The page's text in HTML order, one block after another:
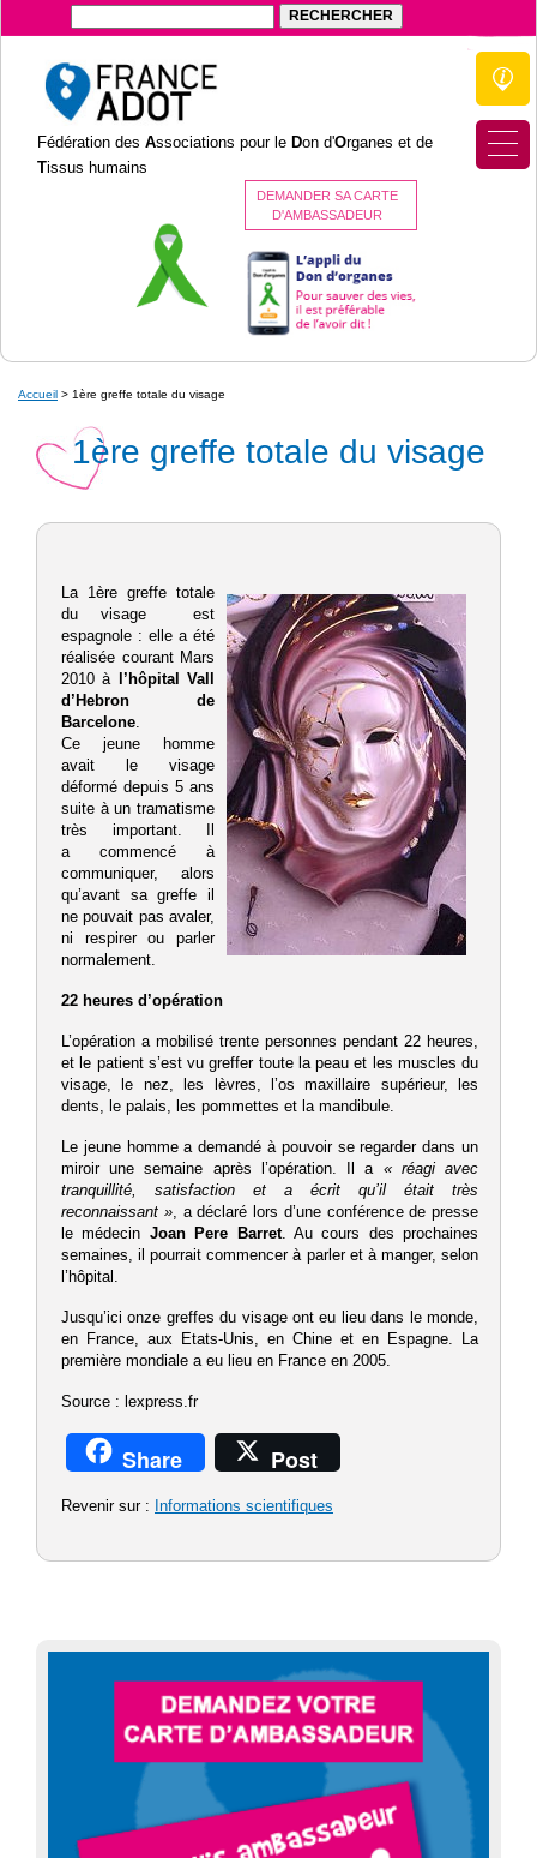
Fédération des Associations pour le Don d'Organes et de
Tissus humains
DEMANDER SA CARTE
D'AMBASSADEUR
Accueil > 1ère greffe totale du visage
1ère greffe totale du visage
La 1ère greffe totale
du visage est
espagnole : elle a été
réalisée courant Mars
2010 à
l’hôpital Vall
d’Hebron de
Barcelone.
Ce jeune homme
avait le visage
déformé depuis 5 ans
suite à un tramatisme
très important. Il
a commencé à
communiquer, alors
qu’avant sa greffe il
ne pouvait pas avaler,
ni respirer ou parler
normalement.
22 heures d’opération
L’opération a mobilisé trente personnes pendant 22 heures,
et le patient s’est vu greffer toute la peau et les muscles du
visage, le nez, les lèvres, l’os maxillaire supérieur, les
dents, le palais, les pommettes et la mandibule.
Le jeune homme a demandé à pouvoir se regarder dans un
miroir une semaine après l’opération. Il a « réagi avec
tranquillité, satisfaction et a écrit qu’il était très
reconnaissant », a déclaré lors d’une conférence de presse
le médecin Joan Pere Barret. Au cours des prochaines
semaines, il pourrait commencer à parler et à manger, se lon
l’hôpital.
Jusqu’ici onze greffes du visage ont eu lieu dans le monde,
en France, aux Etats-Unis, en Chine et en Espagne. La
première mondiale a eu lieu en France en 2005.
Source : lexpress.fr
Share Post
Revenir sur : Informations scientifiques